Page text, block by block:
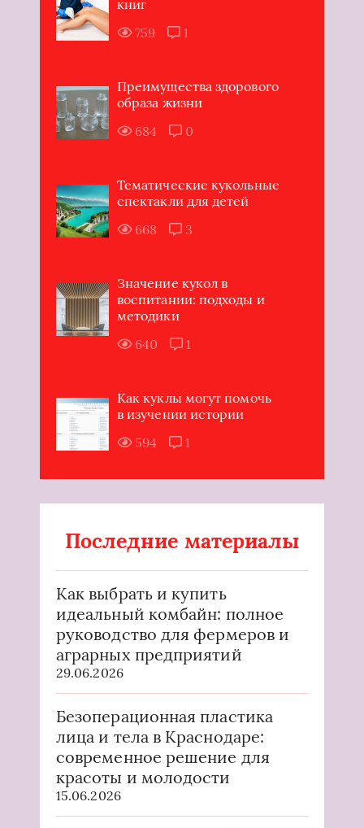
книг
759
1
Преимущества здорового
образа жизни
684
0
Тематические кукольные
спектакли для детей
668
3
Значение кукол в
воспитании: подходы и
методики
640
1
Как куклы могут помочь
в изучении истории
594
1
Последние материалы
Как выбрать и купить
идеальный комбайн: полное
руководство для фермеров и
аграрных предприятий
29.06.2026
Безоперационная пластика
лица и тела в Краснодаре:
современное решение для
красоты и молодости
15.06.2026